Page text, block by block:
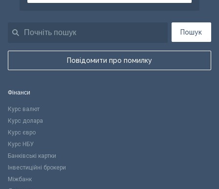
Пошук
Повідомити про помилку
Фінанси
Курс валют
Курс долара
Курс євро
Курс НБУ
Банківські картки
Інвестиційні брокери
Міжбанк